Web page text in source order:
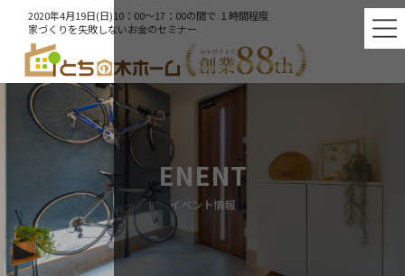
ツ
シ
2020年4月19日(日)10：00～17：00の間で １時間程度
家づくりを失敗しないお金のセミナー
ENENT
イベント情報